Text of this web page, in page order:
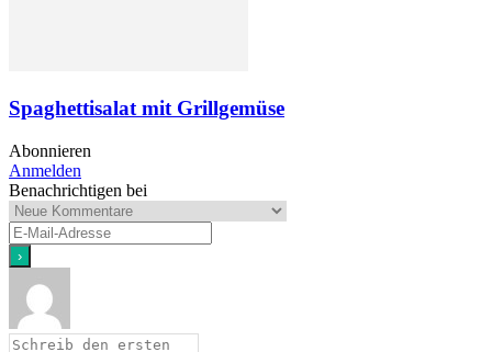
Spaghettisalat mit Grillgemüse
Abonnieren
Anmelden
Benachrichtigen bei